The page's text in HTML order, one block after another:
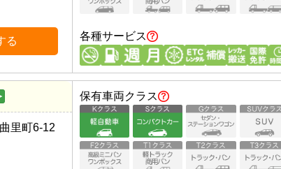
る 各種サービス
里町6-12
保有車両クラス